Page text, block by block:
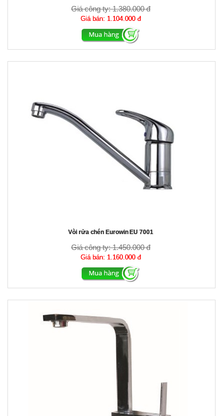
Giá công ty:1.380.000 đ
Giá bán: 1.104.000 đ
Vòi rửa chén Eurowin EU 7001
Giá công ty:1.450.000 đ
Giá bán: 1.160.000 đ